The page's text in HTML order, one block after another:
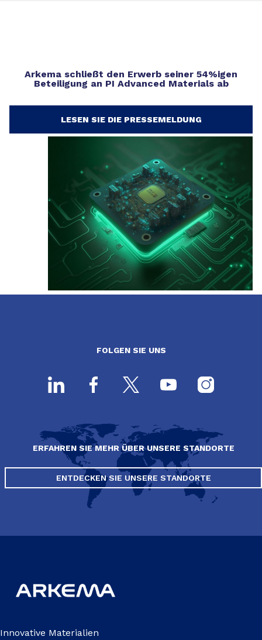
Arkema schließt den Erwerb seiner 54%igen
Beteiligung an PI Advanced Materials ab
LESEN SIE DIE PRESSEMELDUNG
FOLGEN SIE UNS
ERFAHREN SIE MEHR ÜBER UNSERE STANDORTE
ENTDECKEN SIE UNSERE STANDORTE
Innovative Materialien